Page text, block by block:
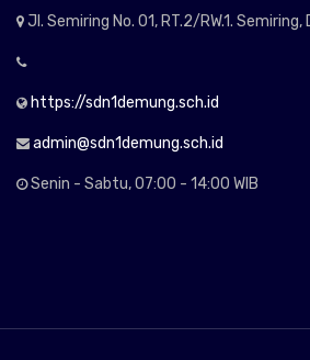
Jl. Semiring No. 01, RT.2/RW.1. Semiring,
https://sdn1demung.sch.id
admin@sdn1demung.sch.id
Senin - Sabtu, 07:00 - 14:00 WIB